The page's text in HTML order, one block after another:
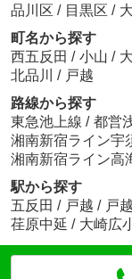
品川区 / 目黒区 /
町名から探す
西五反田 / 小山 /
北品川 / 戸越
路線から探す
東急池上線 / 都営
湘南新宿ライン宇
湘南新宿ライン高
駅から探す
五反田 / 戸越 / 戸
荏原中延 / 大崎広